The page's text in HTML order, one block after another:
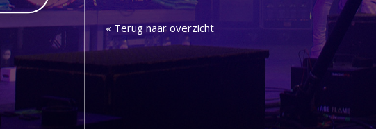
« Terug naar overzicht